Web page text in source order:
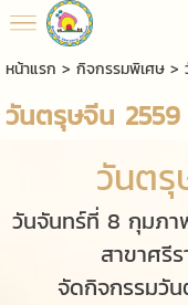
หน้าแรก > กิจกรรมพิเศษ>
วันตรุษจีน 2559
วันต
วันจันทร์ที่ 8 กุมภา
สาขาศรี
จัดกิจกรรมวัน